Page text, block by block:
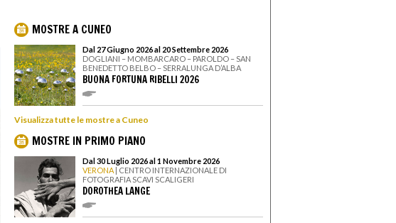
MOSTRE A CUNEO
Dal 27 Giugno 2026 al 20 Settembre 2026
DOGLIANI – MOMBARCARO – PAROLDO – SAN
BENEDETTO BELBO – SERRALUNGA D’ALBA
BUONA FORTUNA RIBELLI 2026
Visualizza tutte le mostre a Cuneo
MOSTRE IN PRIMO PIANO
Dal 30 Luglio 2026 al 1 Novembre 2026
VERONA | CENTRO INTERNAZIONALE DI
FOTOGRAFIA SCAVI SCALIGERI
DOROTHEA LANGE